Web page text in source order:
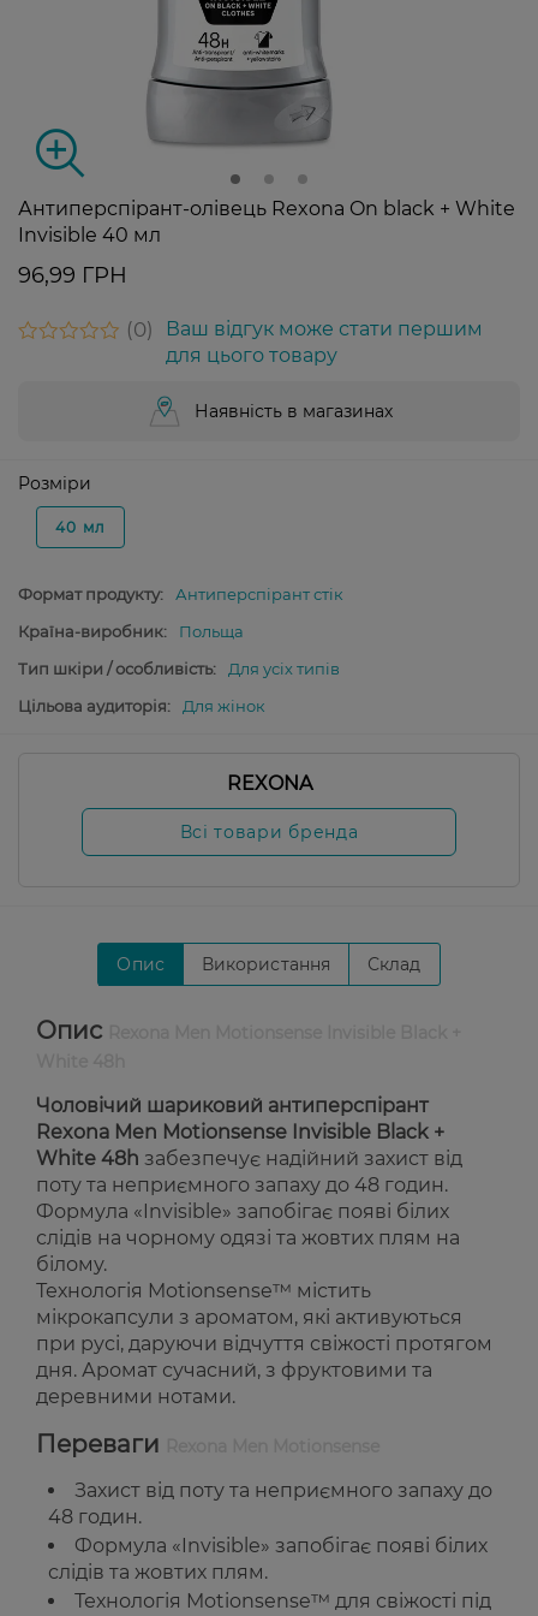
Антиперспірант-олівець Rexona On black + White
Invisible 40 мл
96,99 ГРН
0
Ваш відгук може стати першим
для цього товару
Наявність в магазинах
Розміри
40 мл
Формат продукту:
Антиперспірант стік
Країна-виробник:
Польща
Тип шкіри / особливість:
Для усіх типів
Цільова аудиторія:
Для жінок
REXONA
Всі товари бренда
Опис Використання Склад
Опис
Чоловічий шариковий антиперспірант
Rexona Men Motionsense Invisible Black +
White 48h забезпечує надійний захист від
поту та неприємного запаху до 48 годин.
Формула «Invisible» запобігає появі білих
слідів на чорному одязі та жовтих плям на
білому.
Технологія Motionsense™ містить
мікрокапсули з ароматом, які активуються
при русі, даруючи відчуття свіжості протягом
дня. Аромат сучасний, з фруктовими та
деревними нотами.
Переваги
Захист від поту та неприємного запаху до
48 годин.
Формула «Invisible» запобігає появі білих
слідів та жовтих плям.
Технологія Motionsense™ для свіжості під